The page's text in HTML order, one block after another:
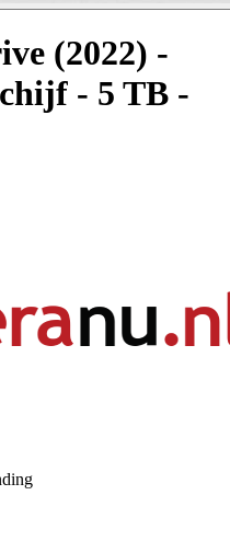
(2022) -
- 5 TB -